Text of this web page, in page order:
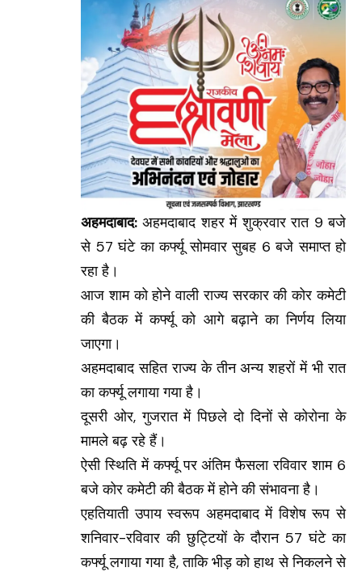
अहमदाबाद: अहमदाबाद शहर में शुक्रवार रात 9 बजे
से 57 घंटे का कर्फ्यू सोमवार सुबह 6 बजे समाप्त हो
रहा है।
आज शाम को होने वाली राज्य सरकार की कोर कमेटी
की बैठक में कर्फ्यू को आगे बढ़ाने का निर्णय लिया
जाएगा।
अहमदाबाद सहित राज्य के तीन अन्य शहरों में भी रात
का कर्फ्यू लगाया गया है।
दूसरी ओर, गुजरात में पिछले दो दिनों से कोरोना के
मामले बढ़ रहे हैं।
ऐसी स्थिति में कर्फ्यू पर अंतिम फैसला रविवार शाम 6
बजे कोर कमेटी की बैठक में होने की संभावना है।
एहतियाती उपाय स्वरूप अहमदाबाद में विशेष रूप से
शनिवार-रविवार की छुट्टियों के दौरान 57 घंटे का
कर्फ्यू लगाया गया है, ताकि भीड़ को हाथ से निकलने से